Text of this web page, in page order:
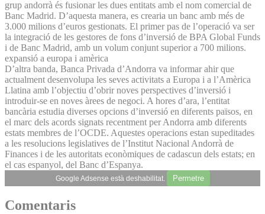
grup andorrà és fusionar les dues entitats amb el nom comercial de
Banc Madrid. D’aquesta manera, es crearia un banc amb més de
3.000 milions d’euros gestionats. El primer pas de l’operació va ser
la integració de les gestores de fons d’inversió de BPA Global Funds
i de Banc Madrid, amb un volum conjunt superior a 700 milions.
expansió a europa i amèrica
D’altra banda, Banca Privada d’Andorra va informar ahir que
actualment desenvolupa les seves activitats a Europa i a l’Amèrica
Llatina amb l’objectiu d’obrir noves perspectives d’inversió i
introduir-se en noves àrees de negoci. A hores d’ara, l’entitat
bancària estudia diverses opcions d’inversió en diferents països, en
el marc dels acords signats recentment per Andorra amb diferents
estats membres de l’OCDE. Aquestes operacions estan supeditades
a les resolucions legislatives de l’Institut Nacional Andorrà de
Finances i de les autoritats econòmiques de cadascun dels estats; en
el cas espanyol, del Banc d’Espanya.
Google Adsense està deshabilitat. Permetre
Comentaris